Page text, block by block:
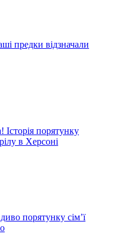
предки відзначали
Історія порятунку
в Херсоні
порятунку сім’ї